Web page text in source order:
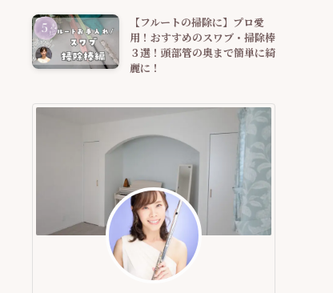
【フルートの掃除に】プロ愛
用！おすすめのスワブ・掃除棒
３選！頭部管の奥まで簡単に綺
麗に！